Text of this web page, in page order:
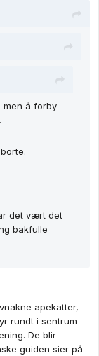
men å forby
det vært det
bakfulle
apekatter,
rundt i sentrum
De blir
guiden sier på